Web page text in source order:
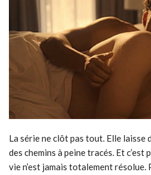
La série ne clôt pas tout. Elle
des chemins à peine tracés. Et
vie n’est jamais totalement résolue.